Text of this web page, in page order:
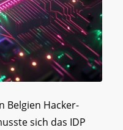
Belgien Hacker-
sich das IDP